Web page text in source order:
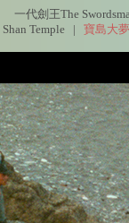
一代劍王The
Shan Temple
| 寶島大